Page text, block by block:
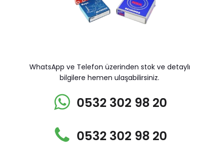
WhatsApp ve Telefon üzerinden stok ve detaylı
bilgilere hemen ulaşabilirsiniz.
0532 302 98 20
0532 302 98 20